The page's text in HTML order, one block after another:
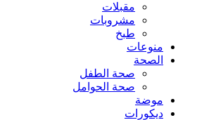
مقبلات
مشروبات
طبخ
منوعات
الصحة
صحة الطفل
صحة الحوامل
موضة
ديكورات